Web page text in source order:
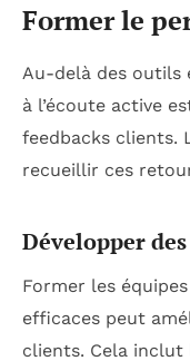
Former le
Au-delà des outils
à l’écoute active
feedbacks clients.
recueillir ces
Développer
Former les
efficaces peut
clients. Cela inclut